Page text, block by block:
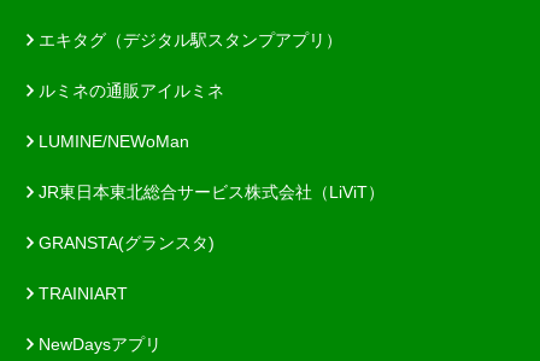
エキタグ（デジタル駅スタンプアプリ）
ルミネの通販アイルミネ
LUMINE/NEWoMan
JR東日本東北総合サービス株式会社（LiViT）
GRANSTA(グランスタ)
TRAINIART
NewDaysアプリ